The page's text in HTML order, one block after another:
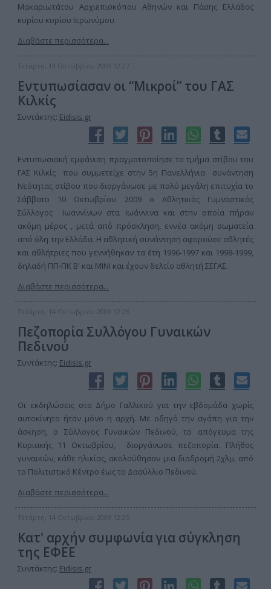
Μακαριωτάτου Αρχιεπισκόπου Αθηνών και Πάσης Ελλάδος
κυρίου κυρίου Ιερωνύμου.
Διαβάστε περισσότερα...
Τετάρτη, 14 Οκτωβρίου 2009 12:27
Εντυπωσίασαν οι “Μικροί” του ΓΑΣ
Κιλκίς
Συντάκτης: Eidisis.gr
Εντυπωσιακή εμφάνιση πραγματοποίησε το τμήμα στίβου του
ΓΑΣ Κιλκίς που συμμετείχε στην 5η Πανελλήνια συνάντηση
Νεότητας στίβου που διοργάνωσε με πολύ μεγάλη επιτυχία το
Σάββατο 10 Οκτωβρίου 2009 ο Αθλητικός Γυμναστικός
Σύλλογος Ιωαννίνων στα Ιωάννινα και στην οποία πήραν
ακόμη μέρος , μετά από πρόσκληση, εννέα ακόμη σωματεία
από όλη την Ελλάδα. Η αθλητική συνάντηση αφορούσε αθλητές
και αθλήτριες που γεννήθηκαν τα έτη 1996-1997 και 1998-1999,
δηλαδή ΠΠ-ΠΚ Β' και ΜΙΝΙ και έχουν δελτίο αθλητή ΣΕΓΑΣ.
Διαβάστε περισσότερα...
Τετάρτη, 14 Οκτωβρίου 2009 12:26
Πεζοπορία Συλλόγου Γυναικών
Πεδινού
Συντάκτης: Eidisis.gr
Οι εκδηλώσεις στο Δήμο Γαλλικού για την εβδομάδα χωρίς
αυτοκίνητο ήταν μόνο η αρχή. Με οδηγό την αγάπη για την
άσκηση, ο Σύλλογος Γυναικών Πεδινού, το απόγευμα της
Κυριακής 11 Οκτωβρίου, διοργάνωσε πεζοπορία. Πλήθος
γυναικών, κάθε ηλικίας, ακολούθησαν μια διαδρομή 2χλμ, από
το Πολιτιστικό Κέντρο έως το Δασύλλιο Πεδινού.
Διαβάστε περισσότερα...
Τετάρτη, 14 Οκτωβρίου 2009 12:25
Κατ' αρχήν συμφωνία για σύγκληση
της ΕΦΕΕ
Συντάκτης: Eidisis.gr